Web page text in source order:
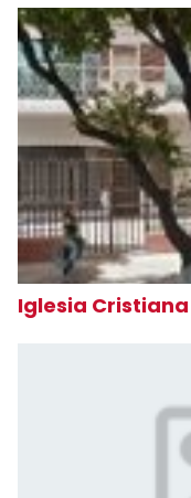
Iglesia